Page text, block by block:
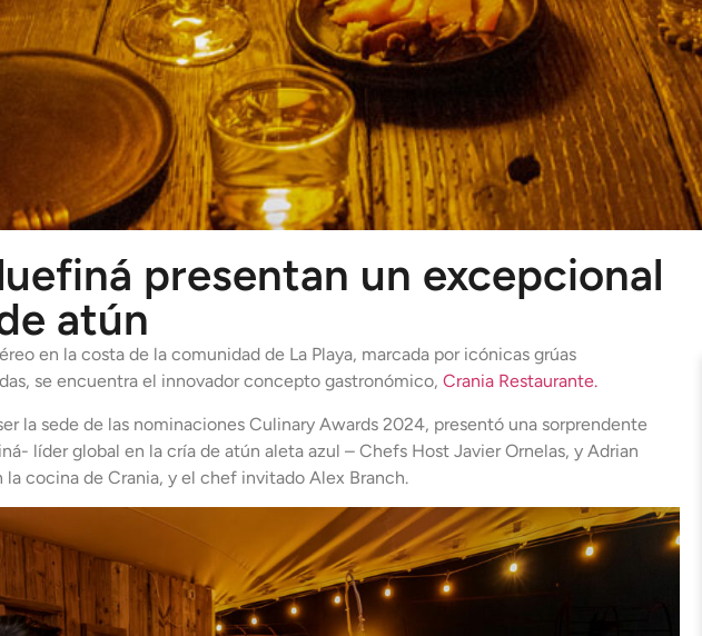
presentan un excepcional
atún
en la costa de la comunidad de La Playa, marcada por icónicas grúas
se encuentra el innovador concepto gastronómico, Crania Restaurante.
la sede de las nominaciones Culinary Awards 2024, presentó una sorprendente
líder global en la cría de atún aleta azul – Chefs Host Javier Ornelas, y Adrian
cocina de Crania, y el chef invitado Alex Branch.